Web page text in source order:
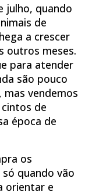
julho, quando
de
a crescer
outros meses.
para atender
são pouco
mas vendemos
de
época de
os
quando vão
orientar e